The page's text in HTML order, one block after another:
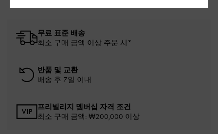
무료 표준 배송
최소 구매 금액 이상 주문 시*
반품 및 교환
배송 후 7일 이내
프리빌리지 멤버십 자격 조건
최소 구매 금액: ₩200,000 이상